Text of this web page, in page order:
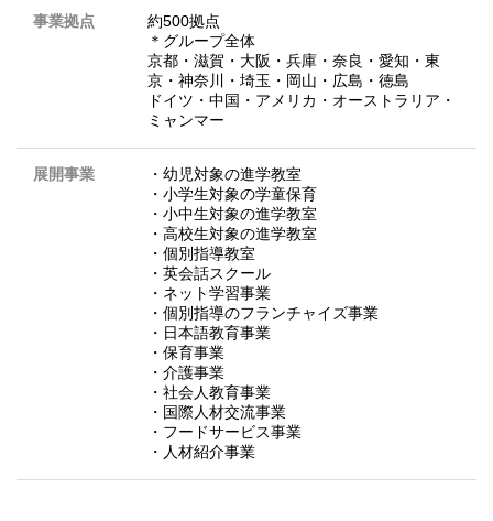
事業拠点
約500拠点
＊グループ全体
京都・滋賀・大阪・兵庫・奈良・愛知・東
京・神奈川・埼玉・岡山・広島・徳島
ドイツ・中国・アメリカ・オーストラリア・
ミャンマー
展開事業
・幼児対象の進学教室
・小学生対象の学童保育
・小中生対象の進学教室
・高校生対象の進学教室
・個別指導教室
・英会話スクール
・ネット学習事業
・個別指導のフランチャイズ事業
・日本語教育事業
・保育事業
・介護事業
・社会人教育事業
・国際人材交流事業
・フードサービス事業
・人材紹介事業